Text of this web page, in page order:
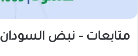
متابعات – نبض السودان